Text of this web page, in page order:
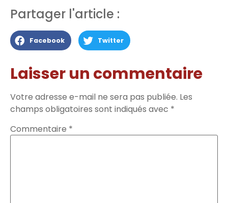
Partager l'article :
Facebook Twitter
Laisser un commentaire
Votre adresse e-mail ne sera pas publiée. Les
champs obligatoires sont indiqués avec *
Commentaire *